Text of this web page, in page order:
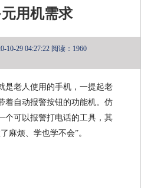
用机需求
10-29 04:27:22 阅读：1960
是老人使用的手机，一提起老
着自动报警按钮的功能机。仿
个可以报警打电话的工具，其
麻烦、学也学不会”。